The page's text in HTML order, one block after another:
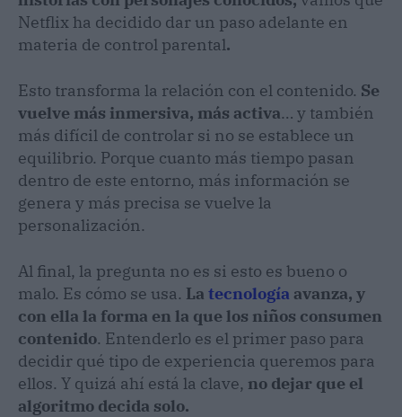
Netflix ha decidido dar un paso adelante en
materia de control parental.
Esto transforma la relación con el contenido. Se
vuelve más inmersiva, más activa… y también
más difícil de controlar si no se establece un
equilibrio. Porque cuanto más tiempo pasan
dentro de este entorno, más información se
genera y más precisa se vuelve la
personalización.
Al final, la pregunta no es si esto es bueno o
malo. Es cómo se usa. La tecnología avanza, y
con ella la forma en la que los niños consumen
contenido. Entenderlo es el primer paso para
decidir qué tipo de experiencia queremos para
ellos. Y quizá ahí está la clave, no dejar que el
algoritmo decida solo.